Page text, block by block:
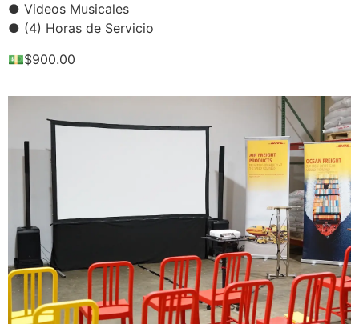
● Videos Musicales
● (4) Horas de Servicio
💵$900.00